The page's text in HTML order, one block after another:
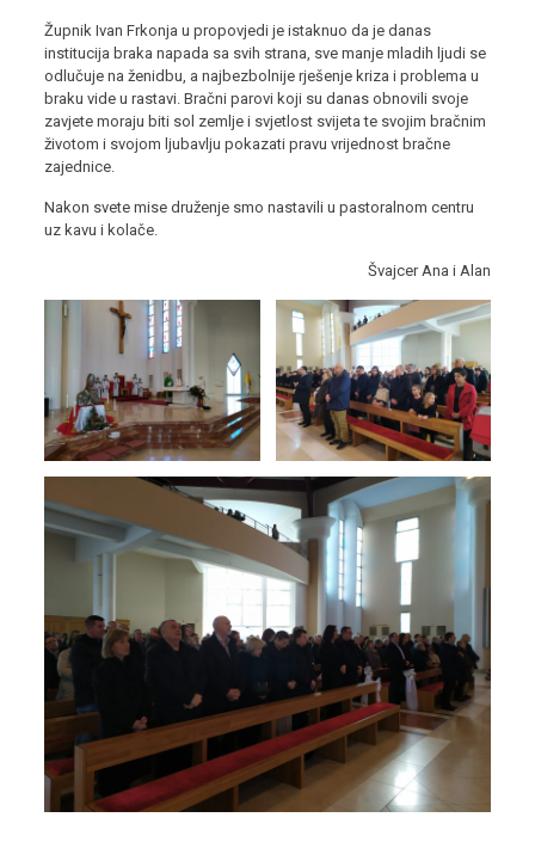
Župnik Ivan Frkonja u propovjedi je istaknuo da je danas
institucija braka napada sa svih strana, sve manje mladih ljudi se
odlučuje na ženidbu, a najbezbolnije rješenje kriza i problema u
braku vide u rastavi. Bračni parovi koji su danas obnovili svoje
zavjete moraju biti sol zemlje i svjetlost svijeta te svojim bračnim
životom i svojom ljubavlju pokazati pravu vrijednost bračne
zajednice.
Nakon svete mise druženje smo nastavili u pastoralnom centru
uz kavu i kolače.
Švajcer Ana i Alan